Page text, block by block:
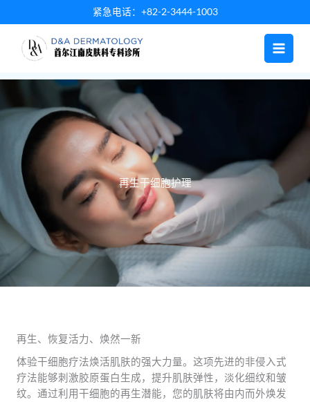
至
紧急电话：+82-2-3444-1003
再生干细胞护理
再生、恢复活力、焕然一新
体验干细胞疗法焕活肌肤的强大力量。这项先进的非侵入式
疗法能够刺激胶原蛋白生成，提升肌肤弹性，淡化细纹和皱
纹。通过利用干细胞的再生潜能，您的肌肤将由内而外焕发